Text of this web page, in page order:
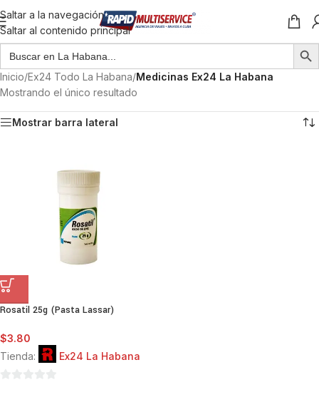
Saltar a la navegación
Saltar al contenido principal
Inicio/Ex24 Todo La Habana/Medicinas Ex24 La Habana
Mostrando el único resultado
Mostrar barra lateral
Rosatil 25g (Pasta Lassar)
$3.80
Tienda:
Ex24 La Habana